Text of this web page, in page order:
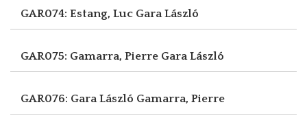
GAR074: Estang, Luc Gara László
GAR075: Gamarra, Pierre Gara László
GAR076: Gara László Gamarra, Pierre